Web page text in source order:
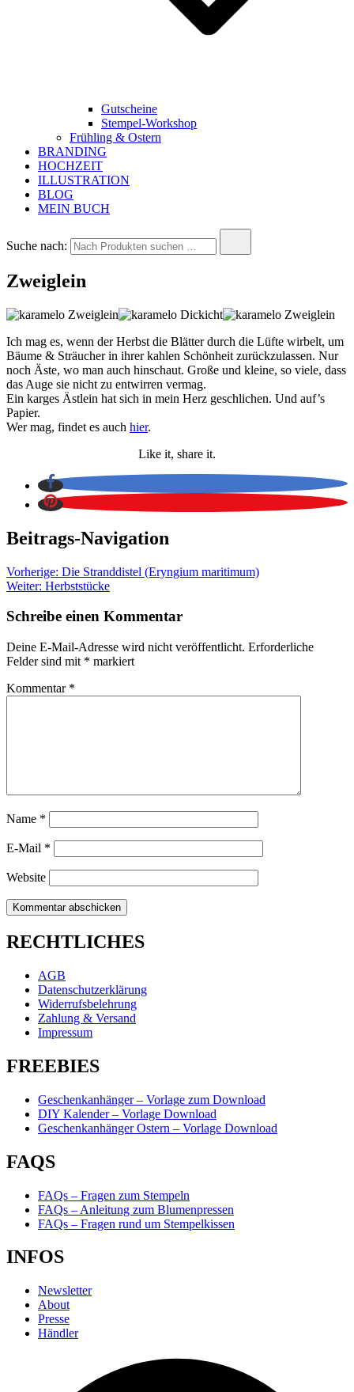
Gutscheine
Stempel-Workshop
Frühling & Ostern
BRANDING
HOCHZEIT
ILLUSTRATION
BLOG
MEIN BUCH
Suche nach:
Zweiglein
Ich mag es, wenn der Herbst die Blätter durch die Lüfte wirbelt, um
Bäume & Sträucher in ihrer kahlen Schönheit zurückzulassen. Nur
noch Äste, wo man auch hinschaut. Große und kleine, so viele, dass
das Auge sie nicht zu entwirren vermag.
Ein karges Ästlein hat sich in mein Herz geschlichen. Und auf’s
Papier.
Wer mag, findet es auch hier.
Like it, share it.
Beitrags-Navigation
Vorherige: Die Stranddistel (Eryngium maritimum)
Weiter: Herbststücke
Schreibe einen Kommentar
Deine E-Mail-Adresse wird nicht veröffentlicht. Erforderliche
Felder sind mit * markiert
Kommentar *
Name *
E-Mail *
Website
RECHTLICHES
AGB
Datenschutzerklärung
Widerrufsbelehrung
Zahlung & Versand
Impressum
FREEBIES
Geschenkanhänger – Vorlage zum Download
DIY Kalender – Vorlage Download
Geschenkanhänger Ostern – Vorlage Download
FAQS
FAQs – Fragen zum Stempeln
FAQs – Anleitung zum Blumenpressen
FAQs – Fragen rund um Stempelkissen
INFOS
Newsletter
About
Presse
Händler